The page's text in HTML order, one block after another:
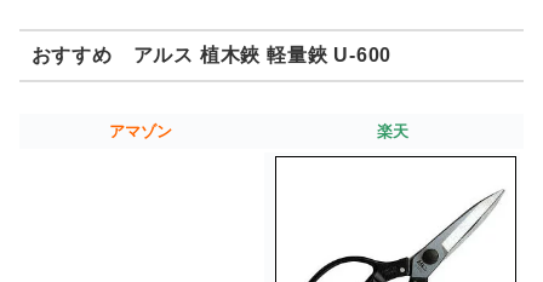
おすすめ アルス 植木鋏 軽量鋏 U-600
アマゾン 楽天